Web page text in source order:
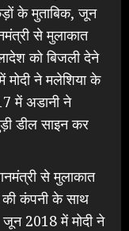
के मुताबिक, जून
से मुलाकात
को बिजली देने
मोदी ने मलेशिया के
में अडानी ने
डील साइन कर
से मुलाकात
कंपनी के साथ
जून 2018 में मोदी ने